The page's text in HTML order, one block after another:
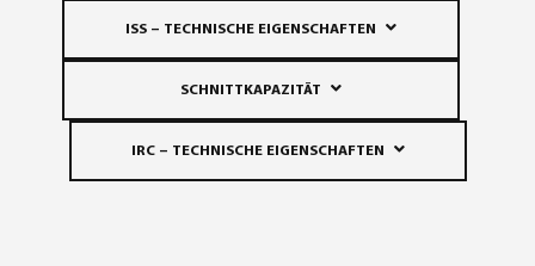
ISS – TECHNISCHE EIGENSCHAFTEN
SCHNITTKAPAZITÄT
IRC – TECHNISCHE EIGENSCHAFTEN